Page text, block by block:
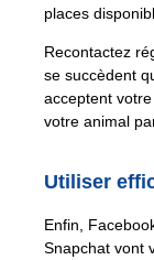
places
Recontactez
se succèdent
acceptent
votre animal
Utiliser
Enfin,
Snapchat vont